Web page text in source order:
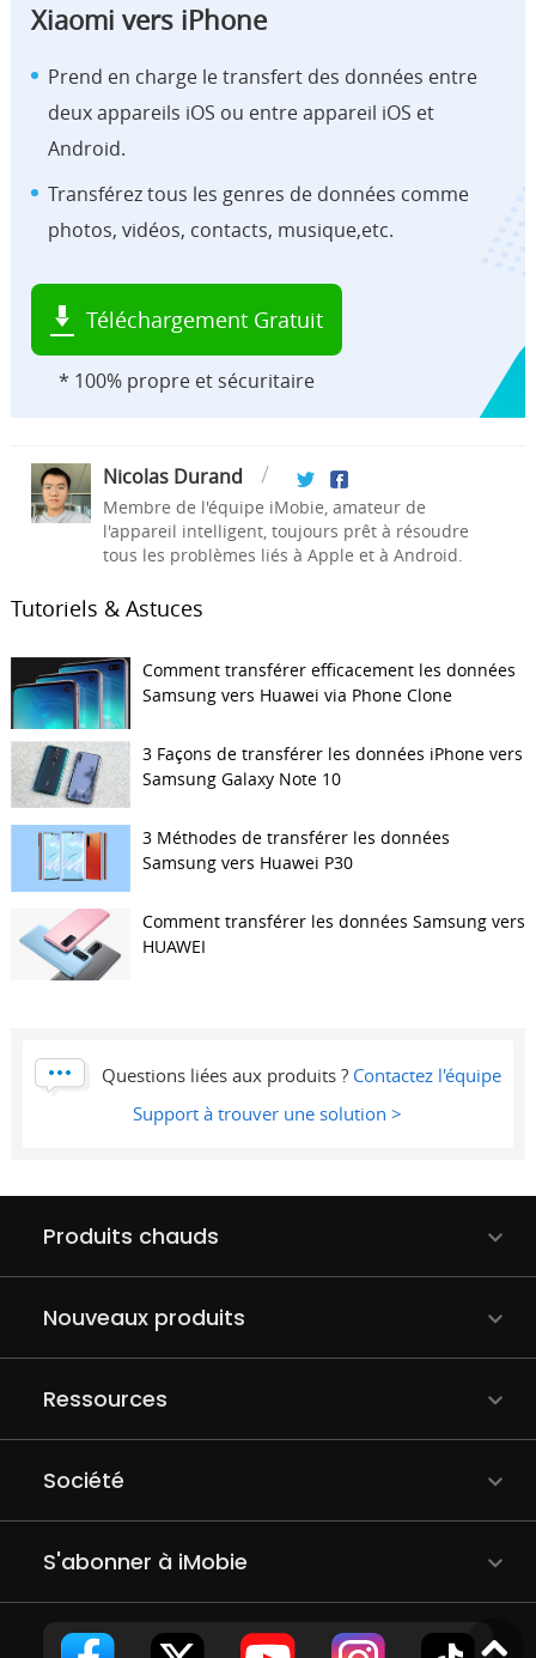
Xiaomi vers iPhone
Prend en charge le transfert des données entre
deux appareils iOS ou entre appareil iOS et
Android.
Transférez tous les genres de données comme
photos, vidéos, contacts, musique,etc.
Téléchargement Gratuit
* 100% propre et sécuritaire
Nicolas Durand
Membre de l'équipe iMobie, amateur de
l'appareil intelligent, toujours prêt à résoudre
tous les problèmes liés à Apple et à Android.
Tutoriels & Astuces
Comment transférer efficacement les données
Samsung vers Huawei via Phone Clone
3 Façons de transférer les données iPhone vers
Samsung Galaxy Note 10
3 Méthodes de transférer les données
Samsung vers Huawei P30
Comment transférer les données Samsung vers
HUAWEI
Questions liées aux produits ? Contactez l'équipe
Support à trouver une solution >
Produits chauds
Nouveaux produits
Ressources
Société
S'abonner à iMobie